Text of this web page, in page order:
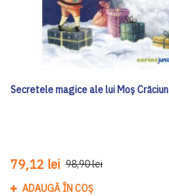
Secretele magice ale lui Moş Crăciun
79,12 lei 98,90 lei
ADAUGĂ ÎN COȘ